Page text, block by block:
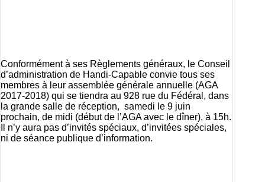
Conformément à ses Règlements généraux, le Conseil
d’administration de Handi-Capable convie tous ses
membres à leur assemblée générale annuelle (AGA
2017-2018) qui se tiendra au 928 rue du Fédéral, dans
la grande salle de réception, samedi le 9 juin
prochain, de midi (début de l’AGA avec le dîner), à 15h.
Il n’y aura pas d’invités spéciaux, d’invitées spéciales,
ni de séance publique d’information.